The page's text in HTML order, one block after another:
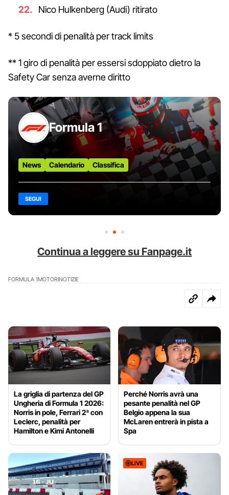
Nico Hulkenberg (Audi) ritirato
* 5 secondi di penalità per track limits
** 1 giro di penalità per essersi sdoppiato dietro la
Safety Car senza averne diritto
Formula 1
News Calendario Classifica
SEGUI
Continua a leggere su Fanpage.it
FORMULA 1MOTORINOTIZIE
La griglia di partenza del GP
Ungheria di Formula 1 2026:
Norris in pole, Ferrari 2ª con
Leclerc, penalità per
Hamilton e Kimi Antonelli
Perché Norris avrà una
pesante penalità nel GP
Belgio appena la sua
McLaren entrerà in pista a
Spa
LIVE